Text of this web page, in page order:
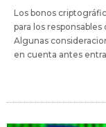
Los bonos
para los
Algunas
en cuenta antes